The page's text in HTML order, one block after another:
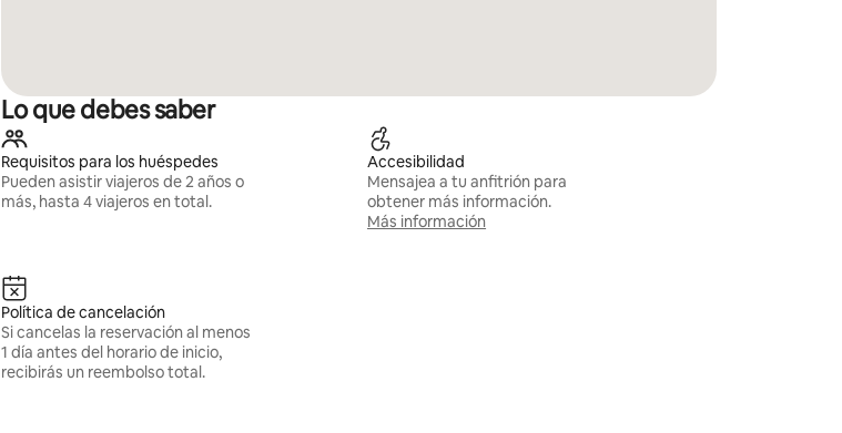
Lo que debes saber
Requisitos para los huéspedes
Pueden asistir viajeros de 2 años o
más, hasta 4 viajeros en total.
Accesibilidad
Mensajea a tu anfitrión para
obtener más información.
Más información
Política de cancelación
Si cancelas la reservación al menos
1 día antes del horario de inicio,
recibirás un reembolso total.